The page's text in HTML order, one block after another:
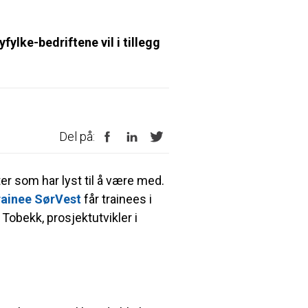
bedriftene vil i tillegg
Del på:
som har lyst til å være med.
SørVestfår trainees i
prosjektutvikler i